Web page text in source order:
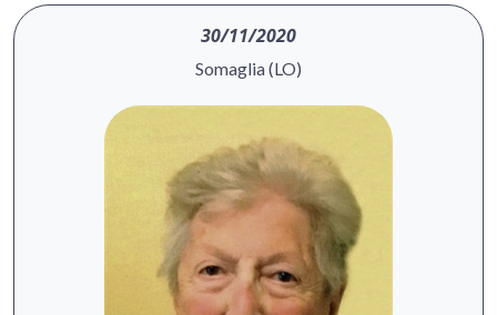
30/11/2020
Somaglia (LO)